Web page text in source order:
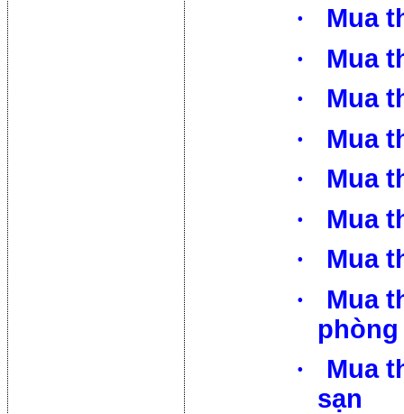
·
Mua
·
Mua
·
Mua
·
Mua
·
Mua
·
Mua
·
Mua
·
Mua
phòng
·
Mua
sạn